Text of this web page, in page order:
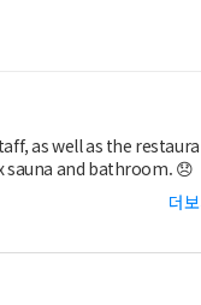
as well as the
sauna and bathroom. 😞
더